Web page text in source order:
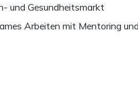
und Gesundheitsmarkt
Arbeiten mit Mentoring